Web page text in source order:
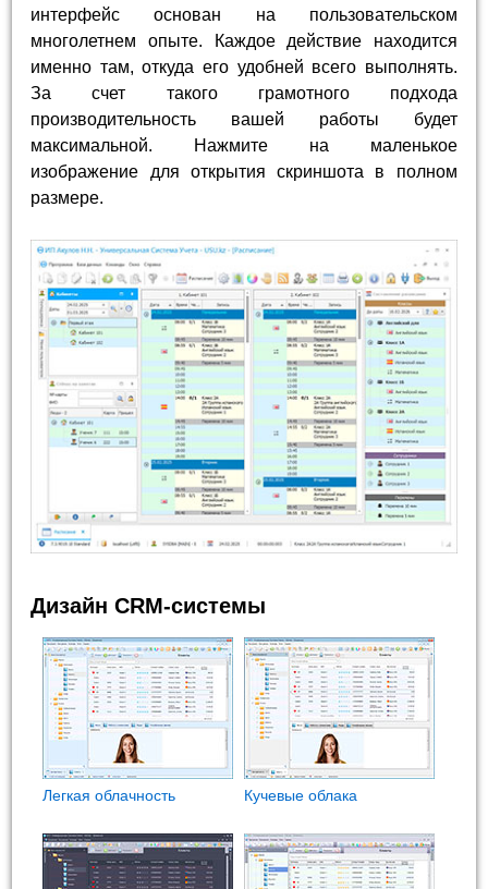
интерфейс основан на пользовательском
многолетнем опыте. Каждое действие находится
именно там, откуда его удобней всего выполнять.
За счет такого грамотного подхода
производительность вашей работы будет
максимальной. Нажмите на маленькое
изображение для открытия скриншота в полном
размере.
Дизайн CRM-системы
Легкая облачность Кучевые облака